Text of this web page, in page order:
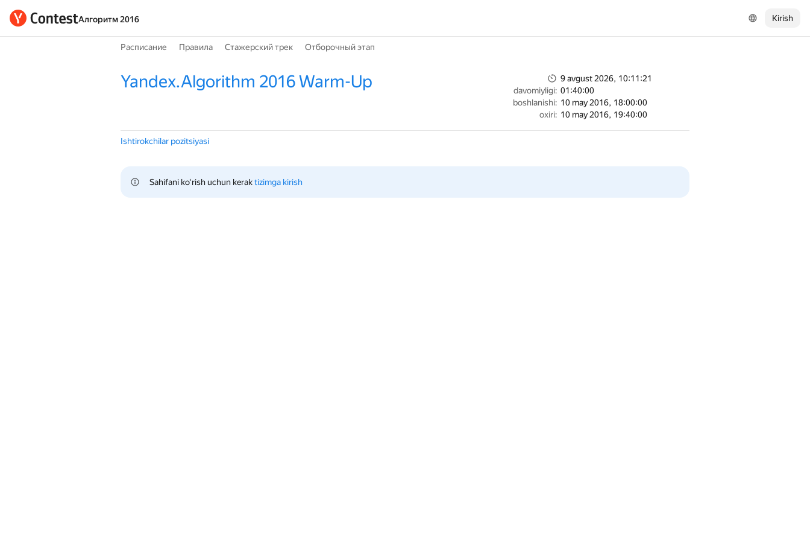
Алгоритм 2016 Kirish
Расписание Правила Стажерский трек Отборочный этап
Yandex.Algorithm 2016 Warm-Up
9 avgust 2026, 10:11:21
davomiyligi: 01:40:00
boshlanishi: 10 may 2016, 18:00:00
oxiri: 10 may 2016, 19:40:00
Ishtirokchilar pozitsiyasi
Sahifani ko‘rish uchun kerak tizimga kirish